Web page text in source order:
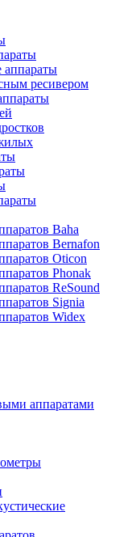
аппараты
ресивером
Baha
Bernafon
Oticon
Phonak
ReSound
Signia
Widex
аппаратами